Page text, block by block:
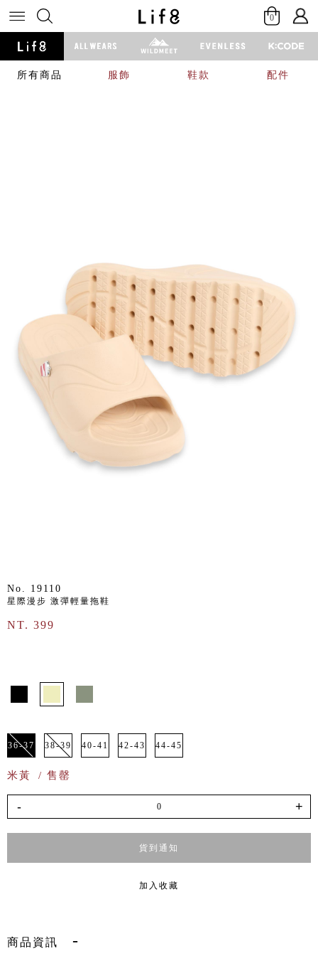
0
所有商品 服飾 鞋款 配件
No. 19110
星際漫步 激彈輕量拖鞋
NT. 399
36-37 38-39 40-41 42-43 44-45
米黃 / 售罄
- +
貨到通知
加入收藏
商品資訊